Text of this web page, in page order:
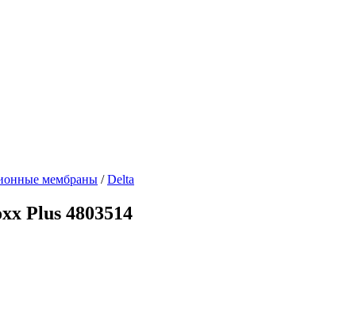
мембраны / Delta
Plus 4803514